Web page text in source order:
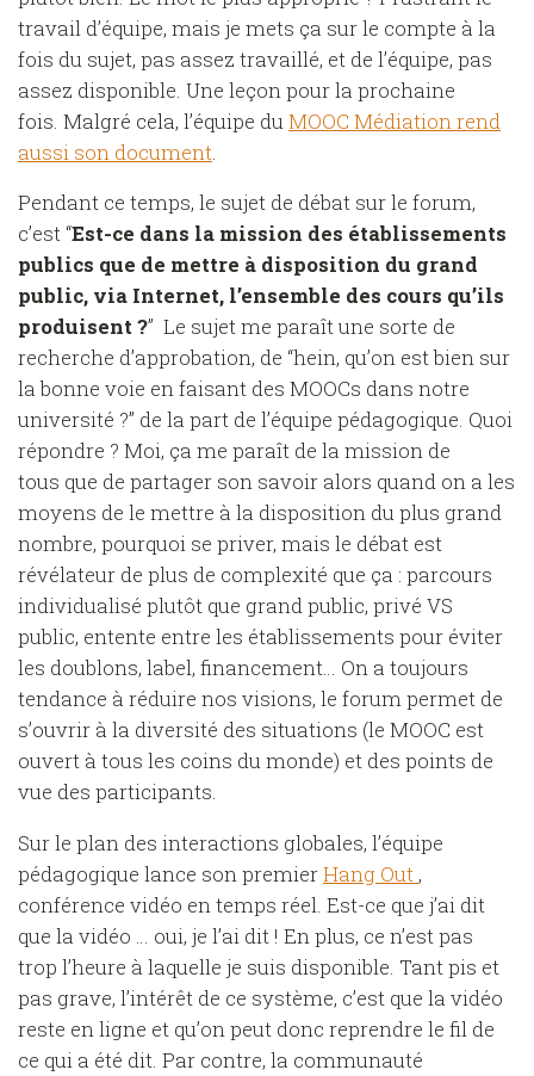
travail d’équipe, mais je mets ça sur le compte à la
fois du sujet, pas assez travaillé, et de l’équipe, pas
assez disponible. Une leçon pour la prochaine
fois. Malgré cela, l’équipe duMOOC Médiation rend
aussi son document.
Pendant ce temps, le sujet de débat sur le forum,
c’est “Est-ce dans la mission des établissements
publics que de mettre à disposition du grand
public, via Internet, l’ensemble des cours qu’ils
produisent ?” Le sujet me paraît une sorte de
recherche d’approbation, de “hein, qu’on est bien sur
la bonne voie en faisant des MOOCs dans notre
université ?” de la part de l’équipe pédagogique. Quoi
répondre ? Moi, ça me paraît de la mission de
tous que de partager son savoir alors quand on a les
moyens de le mettre à la disposition du plus grand
nombre, pourquoi se priver, mais le débat est
révélateur de plus de complexité que ça : parcours
individualisé plutôt que grand public, privé VS
public, entente entre les établissements pour éviter
les doublons, label, financement… On a toujours
tendance à réduire nos visions, le forum permet de
s’ouvrir à la diversité des situations (le MOOC est
ouvert à tous les coins du monde) et des points de
vue des participants.
Sur le plan des interactions globales, l’équipe
pédagogique lance son premierHang Out ,
conférence vidéo en temps réel. Est-ce que j’ai dit
que la vidéo … oui, je l’ai dit ! En plus, ce n’est pas
trop l’heure à laquelle je suis disponible. Tant pis et
pas grave, l’intérêt de ce système, c’est que la vidéo
reste en ligne et qu’on peut donc reprendre le fil de
ce qui a été dit. Par contre, la communauté